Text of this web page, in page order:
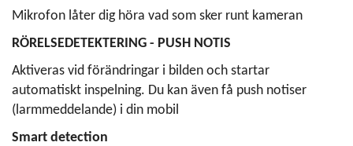
Mikrofon låter dig höra vad som sker runt kameran
RÖRELSEDETEKTERING - PUSH NOTIS
Aktiveras vid förändringar i bilden och startar
automatiskt inspelning. Du kan även få push notiser
(larmmeddelande) i din mobil
Smart detection